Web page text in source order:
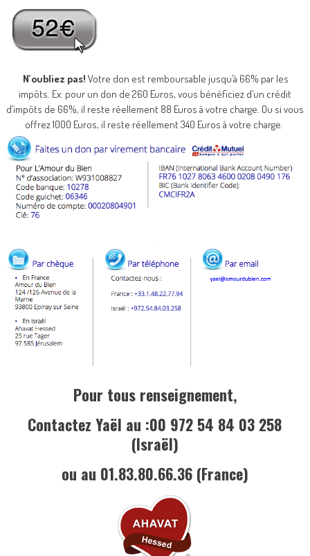
N’oubliez pas! Votre don est remboursable jusqu’à 66% par les
impôts. Ex: pour un don de 260 Euros, vous bénéficiez d’un crédit
d’impôts de 66%, il reste réellement 88 Euros à votre charge. Ou si vous
offrez 1000 Euros, il reste réellement 340 Euros à votre charge.
Pour tous renseignement,
Contactez Yaël au :00 972 54 84 03 258
(Israël)
ou au 01.83.80.66.36 (France)